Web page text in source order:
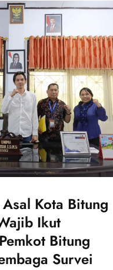
Kota Bitung
Ikut
Bitung
Survei